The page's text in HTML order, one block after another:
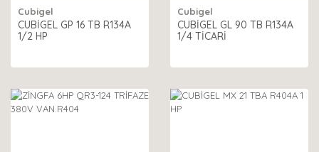
Cubigel
CUBİGEL GP 16 TB R134A
1/2 HP
Cubigel
CUBİGEL GL 90 TB R134A
1/4 TİCARİ